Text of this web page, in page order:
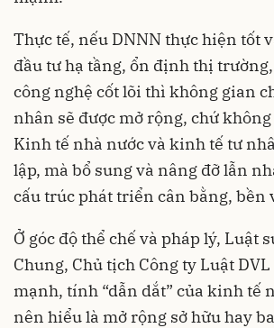
Thực tế, nếu DNNN thực hiện tốt
đầu tư hạ tầng, ổn định thị
công nghệ cốt lõi thì không gian
nhân sẽ được mở rộng, chứ
Kinh tế nhà nước và kinh tế tư
lập, mà bổ sung và nâng đỡ lẫn
cấu trúc phát triển cân bằng, bền
Ở góc độ thể chế và pháp lý, Luật
Chung, Chủ tịch Công ty Luật
mạnh, tính “dẫn dắt” của kinh tế
nên hiểu là mở rộng sở hữu hay